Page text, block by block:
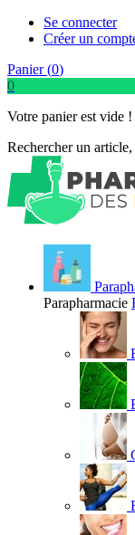
Se connecter
Créer un
Panier (0)
0
Votre panier est vide !
Rechercher un
Parapharmacie